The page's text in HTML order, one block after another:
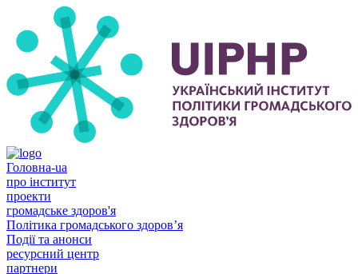
Головна-ua
про інститут
проекти
громадське здоров'я
Політика громадського здоров’я
Події та анонси
ресурсний центр
партнери